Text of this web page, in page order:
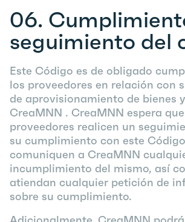
06.
seguimiento del
Este Código es de obligado
los proveedores en relación con
de aprovisionamiento de bienes
CreaMNN . CreaMNN espera
proveedores realicen un
su cumplimiento con este
comuniquen a CreaMNN
incumplimiento del mismo, así
atiendan cualquier petición de
sobre su cumplimiento.